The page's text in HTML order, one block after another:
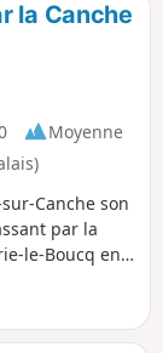
p
la Canche
Moyenne
Canche son
par la
le-Boucq en